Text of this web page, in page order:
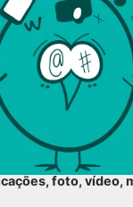
foto, vídeo,